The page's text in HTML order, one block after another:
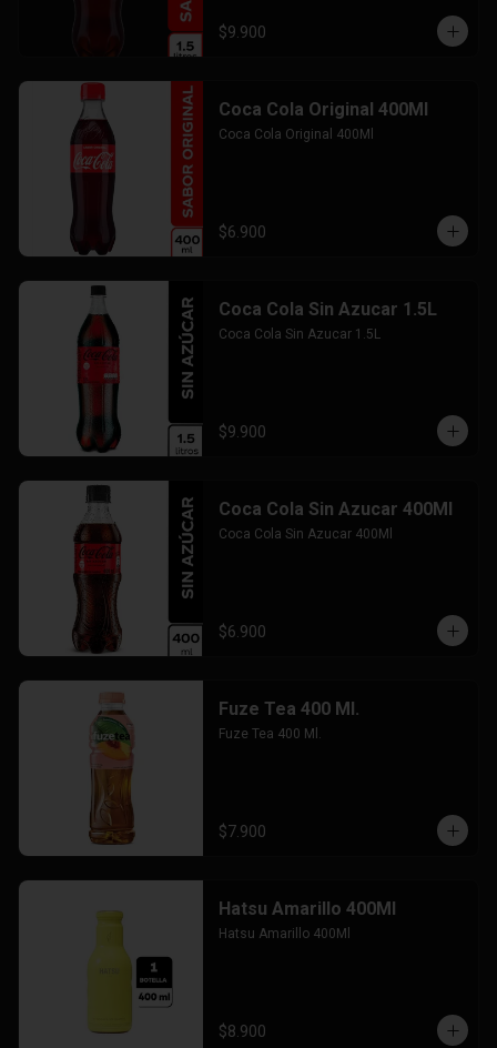
$9.900
Coca Cola Original 400Ml
Coca Cola Original 400Ml
$6.900
Coca Cola Sin Azucar 1.5L
Coca Cola Sin Azucar 1.5L
$9.900
Coca Cola Sin Azucar 400Ml
Coca Cola Sin Azucar 400Ml
$6.900
Fuze Tea 400 Ml.
Fuze Tea 400 Ml.
$7.900
Hatsu Amarillo 400Ml
Hatsu Amarillo 400Ml
$8.900